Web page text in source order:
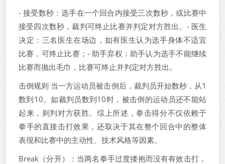
- 接受数秒：选手在一个回合内接受三次数秒，或比赛中
接受四次数秒，裁判可终止比赛并判定对方胜出。- 医生
决定：三名医生在场边，如有医生认为选手身体不适宜
比赛，可终止比赛；- 助手弃权：助手认为选手不能继续
比赛而抛出毛巾，比赛可终止并判定对方胜出。
击倒规则 当一方运动员被击倒后，裁判员开始数秒，从1
数到10。如裁判员数到10时，被击倒的运动员还不能站
起来，则判对方获胜。综上所述，拳击得分不仅依赖于
拳手的直接击打效果，还取决于其在整个回合中的整体
表现和比赛中的主动性、技术风格等因素。
Break（分开）：当两名拳手过度搂抱而没有有效击打，